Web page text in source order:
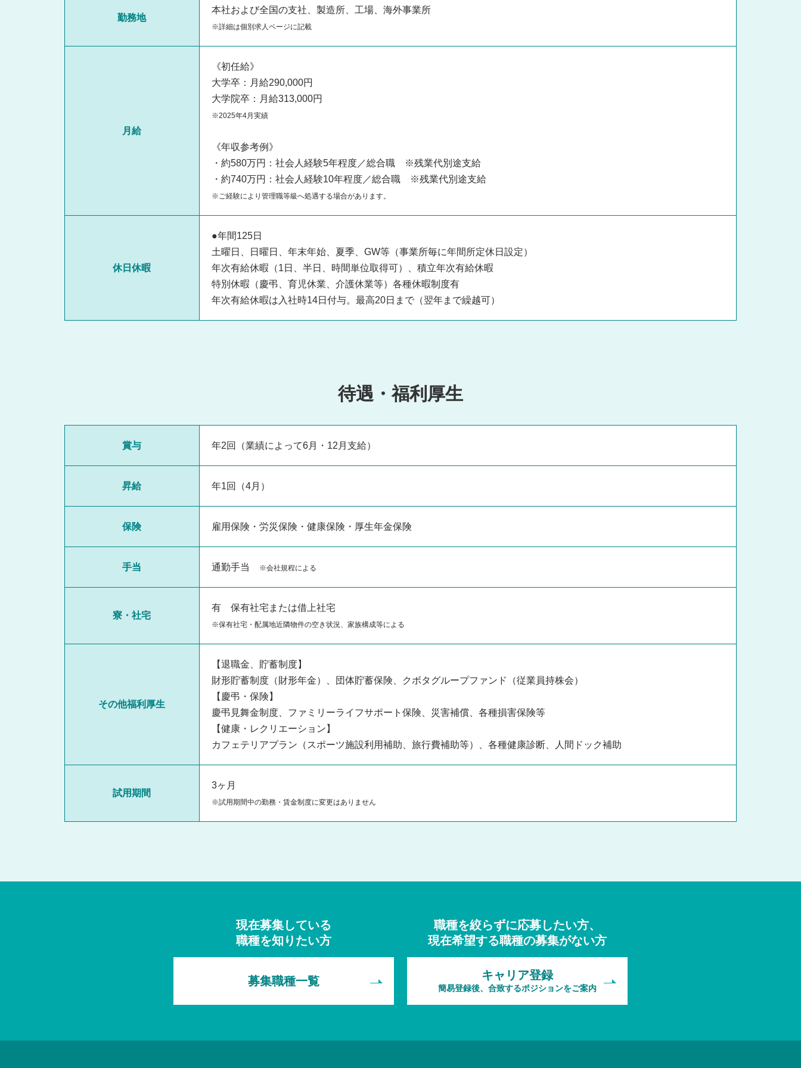
勤務地
本社および全国の支社、製造所、工場、海外事業所
※詳細は個別求人ページに記載
月給
《初任給》
大学卒：月給290,000円
大学院卒：月給313,000円
※2025年4月実績
《年収参考例》
・約580万円：社会人経験5年程度／総合職 ※残業代別途支給
・約740万円：社会人経験10年程度／総合職 ※残業代別途支給
※ご経験により管理職等級へ処遇する場合があります。
休日休暇
●年間125日
土曜日、日曜日、年末年始、夏季、GW等（事業所毎に年間所定休日設定）
年次有給休暇（1日、半日、時間単位取得可）、積立年次有給休暇
特別休暇（慶弔、育児休業、介護休業等）各種休暇制度有
年次有給休暇は入社時14日付与。最高20日まで（翌年まで繰越可）
待遇・福利厚生
賞与 年2回（業績によって6月・12月支給）
昇給 年1回（4月）
保険 雇用保険・労災保険・健康保険・厚生年金保険
手当 通勤手当 ※会社規程による
寮・社宅
有 保有社宅または借上社宅
※保有社宅・配属地近隣物件の空き状況、家族構成等による
その他福利厚生
【退職金、貯蓄制度】
財形貯蓄制度（財形年金）、団体貯蓄保険、クボタグループファンド（従業員持株会）
【慶弔・保険】
慶弔見舞金制度、ファミリーライフサポート保険、災害補償、各種損害保険等
【健康・レクリエーション】
カフェテリアプラン（スポーツ施設利用補助、旅行費補助等）、各種健康診断、人間ドック補助
試用期間
3ヶ月
※試用期間中の勤務・賃金制度に変更はありません
現在募集している
職種を知りたい方
募集職種一覧
職種を絞らずに応募したい方、
現在希望する職種の募集がない方
キャリア登録
簡易登録後、合致するポジションをご案内